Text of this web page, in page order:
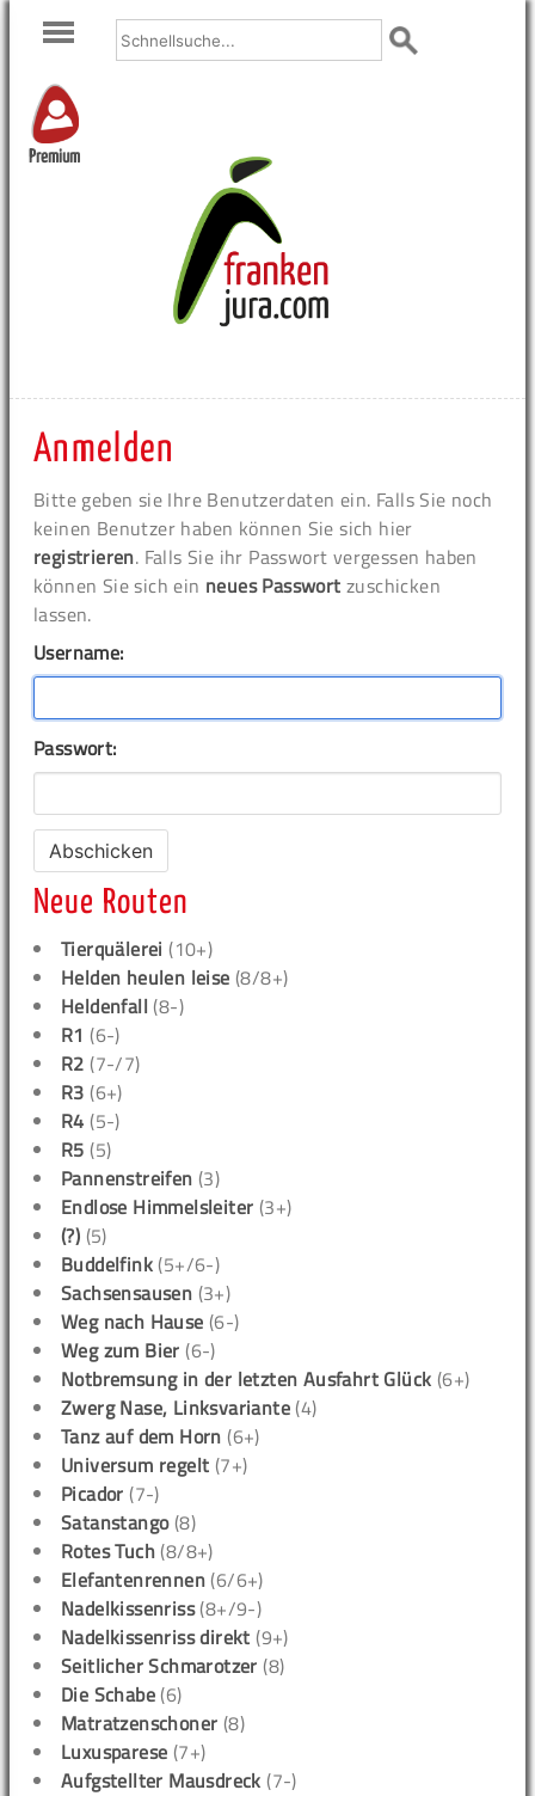
Premium
Anmelden
Bitte geben sie Ihre Benutzerdaten ein. Falls Sie noch
keinen Benutzer haben können Sie sich hier
registrieren. Falls Sie ihr Passwort vergessen haben
können Sie sich ein neues Passwort zuschicken
lassen.
Username:
Passwort:
Neue Routen
Tierquälerei (10+)
Helden heulen leise (8/8+)
Heldenfall (8-)
R1 (6-)
R2 (7-/7)
R3 (6+)
R4 (5-)
R5 (5)
Pannenstreifen (3)
Endlose Himmelsleiter (3+)
(?) (5)
Buddelfink (5+/6-)
Sachsensausen (3+)
Weg nach Hause (6-)
Weg zum Bier (6-)
Notbremsung in der letzten Ausfahrt Glück (6+)
Zwerg Nase, Linksvariante (4)
Tanz auf dem Horn (6+)
Universum regelt (7+)
Picador (7-)
Satanstango(8)
Rotes Tuch (8/8+)
Elefantenrennen (6/6+)
Nadelkissenriss(8+/9-)
Nadelkissenriss direkt (9+)
Seitlicher Schmarotzer (8)
Die Schabe (6)
Matratzenschoner (8)
Luxusparese (7+)
Aufgstellter Mausdreck (7-)